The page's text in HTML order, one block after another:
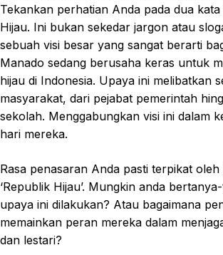
Tekankan perhatian Anda pada dua
Hijau. Ini bukan sekedar jargon atau
sebuah visi besar yang sangat berarti
Manado sedang berusaha keras untuk
hijau di Indonesia. Upaya ini melibatkan
masyarakat, dari pejabat pemerintah
sekolah. Menggabungkan visi ini dalam
hari mereka.
Rasa penasaran Anda pasti terpikat
‘Republik Hijau’. Mungkin anda
upaya ini dilakukan? Atau bagaimana
memainkan peran mereka dalam
dan lestari?